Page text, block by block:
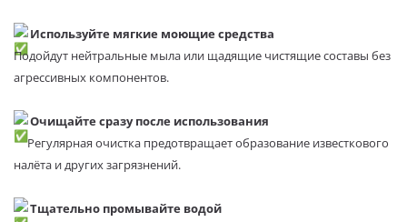
Используйте мягкие моющие средства
Подойдут нейтральные мыла или щадящие чистящие составы без
агрессивных компонентов.
Очищайте сразу после использования
Регулярная очистка предотвращает образование известкового
налёта и других загрязнений.
Тщательно промывайте водой